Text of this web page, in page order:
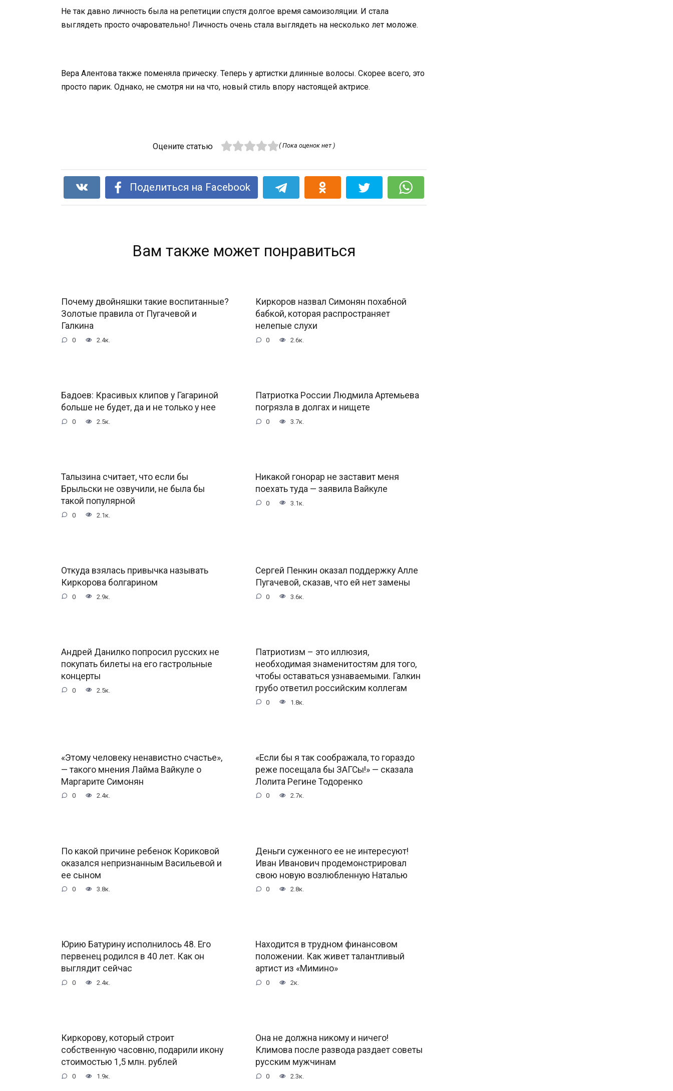
Не так давно личность была на репетиции спустя долгое время caмoизoляции. И стала
выглядеть просто очаровательно! Личность очень стала выглядеть на несколько лет моложе.
Вера Алентова также поменяла прическу. Теперь у артистки длинные волосы. Скорее всего, это
просто парик. Однако, не смотря ни на что, новый стиль впору настоящей актрисе.
Оцените статью ( Пока оценок нет )
Поделиться на Facebook
Вам также может понравиться
Почему двойняшки такие воспитанные?
Золотые правила от Пугачевой и
Галкина
0 2.4к.
Киркоров назвал Симонян похабной
бабкой, которая распространяет
нелепые слухи
0 2.6к.
Бадоев: Красивых клипов у Гагариной
больше не будет, да и не только у нее
0 2.5к.
Патриотка России Людмила Артемьева
погрязла в долгах и нищете
0 3.7к.
Талызина считает, что если бы
Брыльски не озвучили, не была бы
такой популярной
0 2.1к.
Никакой гонорар не заставит меня
поехать туда — заявила Вайкyле
0 3.1к.
Откуда взялась привычка называть
Киркорова болгарином
0 2.9к.
Сергей Пенкин оказал поддержку Алле
Пугачевой, сказав, что ей нет замены
0 3.6к.
Андрей Данилко попросил русских не
покупать билеты на его гастрольные
концерты
0 2.5к.
Патриотизм – это иллюзия,
необходимая знаменитостям для того,
чтобы оставаться узнаваемыми. Галкин
грубо ответил российским коллегам
0 1.8к.
«Этому человеку ненавистно счастье»,
— такого мнения Лайма Вайкуле о
Маргарите Симонян
0 2.4к.
«Если бы я так соображала, то гораздо
реже посещала бы ЗАГСы!» — сказала
Лолита Регине Тодоренко
0 2.7к.
По какой причине ребенок Кориковой
оказался непризнанным Васильевой и
ее сыном
0 3.8к.
Деньги суженного ее не интересуют!
Иван Иванович продемонстрировал
свою новую возлюбленную Наталью
0 2.8к.
Юрию Батурину исполнилось 48. Его
первенец родился в 40 лет. Как он
выглядит сейчас
0 2.4к.
Находится в трудном финансовом
положении. Как живет талантливый
артист из «Мимино»
0 2к.
Киркорову, который строит
собственную часовню, подарили икону
стоимостью 1,5 млн. рублей
0 1.9к.
Она не должна никому и ничего!
Климова после развода раздает советы
русским мужчинам
0 2.3к.